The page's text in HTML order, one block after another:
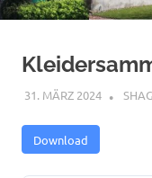
31. MÄRZ 2024
Download